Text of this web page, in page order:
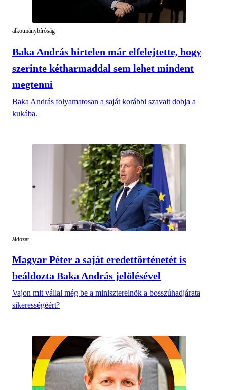
alkotmánybíróság
Baka András hirtelen már elfelejtette, hogy
szerinte kétharmaddal sem lehet mindent
megtenni
Baka András folyamatosan a saját korábbi szavait dobja a
kukába.
áldozat
Magyar Péter a saját eredettörténetét is
beáldozta Baka András jelölésével
Vajon mit vállal még be a miniszterelnök a bosszúhadjárata
sikerességéért?